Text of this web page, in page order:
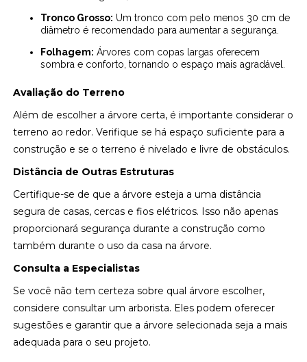
Tronco Grosso: Um tronco com pelo menos 30 cm de
diâmetro é recomendado para aumentar a segurança.
Folhagem: Árvores com copas largas oferecem
sombra e conforto, tornando o espaço mais agradável.
Avaliação do Terreno
Além de escolher a árvore certa, é importante considerar o
terreno ao redor. Verifique se há espaço suficiente para a
construção e se o terreno é nivelado e livre de obstáculos.
Distância de Outras Estruturas
Certifique-se de que a árvore esteja a uma distância
segura de casas, cercas e fios elétricos. Isso não apenas
proporcionará segurança durante a construção como
também durante o uso da casa na árvore.
Consulta a Especialistas
Se você não tem certeza sobre qual árvore escolher,
considere consultar um arborista. Eles podem oferecer
sugestões e garantir que a árvore selecionada seja a mais
adequada para o seu projeto.